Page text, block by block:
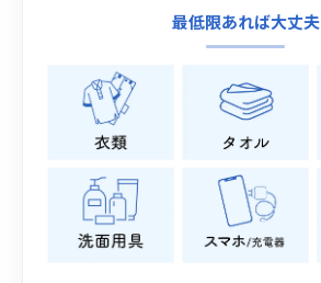
最低限あれば大丈夫